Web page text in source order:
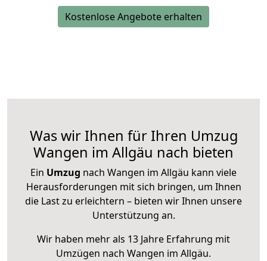
Kostenlose Angebote erhalten
Was wir Ihnen für Ihren Umzug
Wangen im Allgäu nach bieten
Ein Umzug nach Wangen im Allgäu kann viele
Herausforderungen mit sich bringen, um Ihnen
die Last zu erleichtern – bieten wir Ihnen unsere
Unterstützung an.
Wir haben mehr als 13 Jahre Erfahrung mit
Umzügen nach Wangen im Allgäu.